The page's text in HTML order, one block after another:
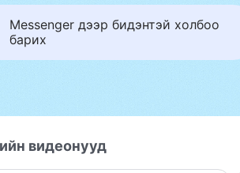
хөтөлнө, бас бүхий л
“Үг. I
Messenger дээр бидэнтэй холбоо
барих
видеонууд